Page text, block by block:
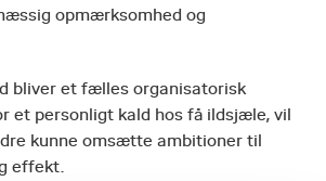
opmærksomhed og
bliver et fælles organisatorisk
et personligt kald hos få ildsjæle, vil
kunne omsætte ambitioner til
effekt.